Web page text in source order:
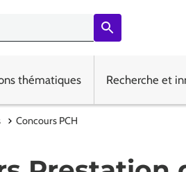
thématiques Recherche et
Concours PCH